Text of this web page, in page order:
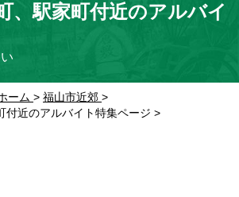
、駅家町付近のアルバイ
ーム > 福山市近郊 >
付近のアルバイト特集ページ >